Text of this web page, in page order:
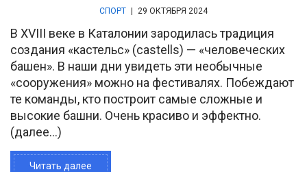
СПОРТ | 29 ОКТЯБРЯ 2024
В XVIII веке в Каталонии зародилась традиция
создания «кастельс» (castells) — «человеческих
башен». В наши дни увидеть эти необычные
«сооружения» можно на фестивалях. Побеждают
те команды, кто построит самые сложные и
высокие башни. Очень красиво и эффектно.
(далее…)
Читать далее